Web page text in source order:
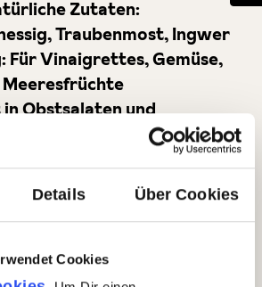
Details Über Cookies
Cookies
Zutaten:
Traubenmost, Ingwer
Für Vinaigrettes, Gemüse,
Meeresfrüchte
Obstsalaten und
für Cocktails, Mocktails
Gusto für Dich